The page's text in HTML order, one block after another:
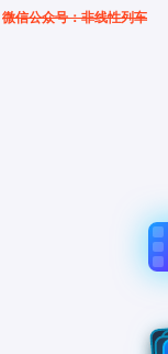
微信公众号：非线性列车